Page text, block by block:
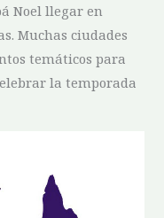
Noel llegar en
Muchas ciudades
temáticos‌ para
‍la temporada